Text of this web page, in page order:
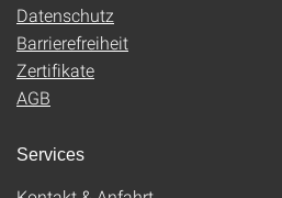
Datenschutz
Barrierefreiheit
Zertifikate
AGB
Services